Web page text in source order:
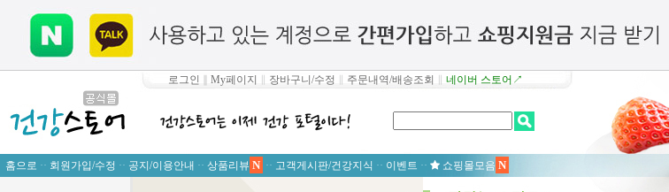
로그인 My페이지 장바구니/수정 주문내역/배송조회 네이버 스토어↗
홈으로 ·· 회원가입/수정 ·· 공지/이용안내 ·· 상품리뷰 N ·· 고객게시판/건강지식 ·· 이벤트 ·· 쇼핑몰모음 N